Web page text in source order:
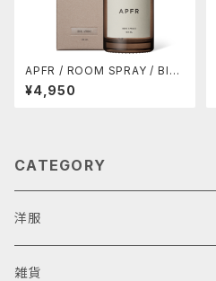
APFR / ROOM SPRAY / Blue
Spruce (10%OFF)
¥4,950
CATEGORY
洋服
雑貨